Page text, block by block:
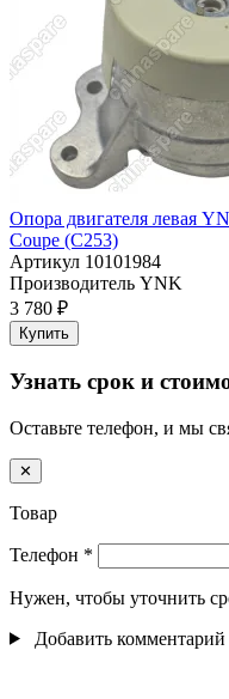
Опора двигателя левая
Coupe (C253)
Артикул 10101984
Производитель YNK
3 780 ₽
Купить
Узнать срок и
Оставьте телефон, и мы
✕
Товар
Телефон *
Нужен, чтобы уточнить
Добавить комментарий